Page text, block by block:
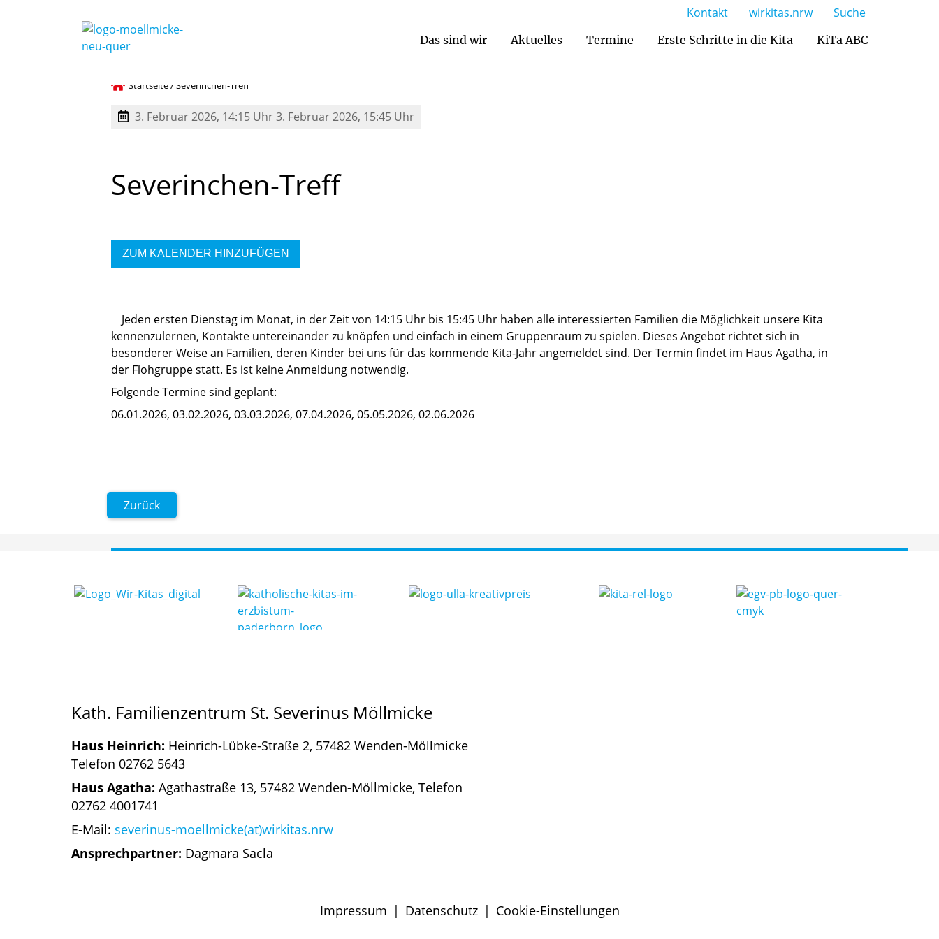
Das sind wir Aktuelles Termine Erste Schritte in die Kita KiTa ABC
Kontakt wirkitas.nrw Suche
Startseite/ Severinchen-Treff
3. Februar 2026, 14:15 Uhr3. Februar 2026, 15:45 Uhr
Severinchen-Treff
ZUM KALENDER HINZUFÜGEN
Jeden ersten Dienstag im Monat, in der Zeit von 14:15 Uhr bis 15:45 Uhr haben alle interessierten Familien die Möglichkeit unsere Kita
kennenzulernen, Kontakte untereinander zu knöpfen und einfach in einem Gruppenraum zu spielen. Dieses Angebot richtet sich in
besonderer Weise an Familien, deren Kinder bei uns für das kommende Kita-Jahr angemeldet sind. Der Termin findet im Haus Agatha, in
der Flohgruppe statt. Es ist keine Anmeldung notwendig.
Folgende Termine sind geplant:
06.01.2026, 03.02.2026, 03.03.2026, 07.04.2026, 05.05.2026, 02.06.2026
Zurück
Kath. Familienzentrum St. Severinus Möllmicke
Haus Heinrich: Heinrich-Lübke-Straße 2, 57482 Wenden-Möllmicke
Telefon 02762 5643
Haus Agatha: Agathastraße 13, 57482 Wenden-Möllmicke, Telefon
02762 4001741
E-Mail: severinus-moellmicke(at)wirkitas.nrw
Ansprechpartner: Dagmara Sacla
Impressum | Datenschutz | Cookie-Einstellungen